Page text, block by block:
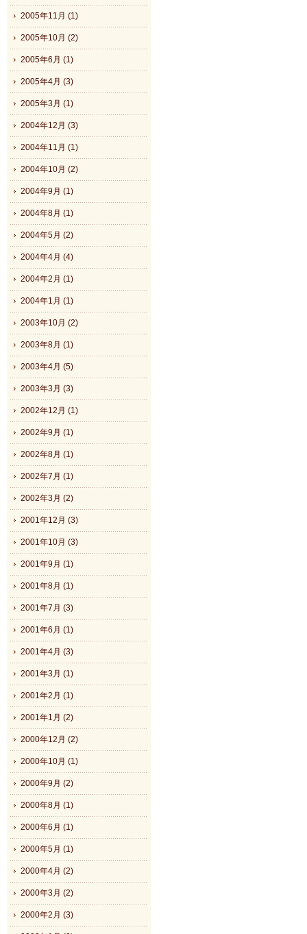
2005年11月 (1)
2005年10月 (2)
2005年6月 (1)
2005年4月 (3)
2005年3月 (1)
2004年12月 (3)
2004年11月 (1)
2004年10月 (2)
2004年9月 (1)
2004年8月 (1)
2004年5月 (2)
2004年4月 (4)
2004年2月 (1)
2004年1月 (1)
2003年10月 (2)
2003年8月 (1)
2003年4月 (5)
2003年3月 (3)
2002年12月 (1)
2002年9月 (1)
2002年8月 (1)
2002年7月 (1)
2002年3月 (2)
2001年12月 (3)
2001年10月 (3)
2001年9月 (1)
2001年8月 (1)
2001年7月 (3)
2001年6月 (1)
2001年4月 (3)
2001年3月 (1)
2001年2月 (1)
2001年1月 (2)
2000年12月 (2)
2000年10月 (1)
2000年9月 (2)
2000年8月 (1)
2000年6月 (1)
2000年5月 (1)
2000年4月 (2)
2000年3月 (2)
2000年2月 (3)